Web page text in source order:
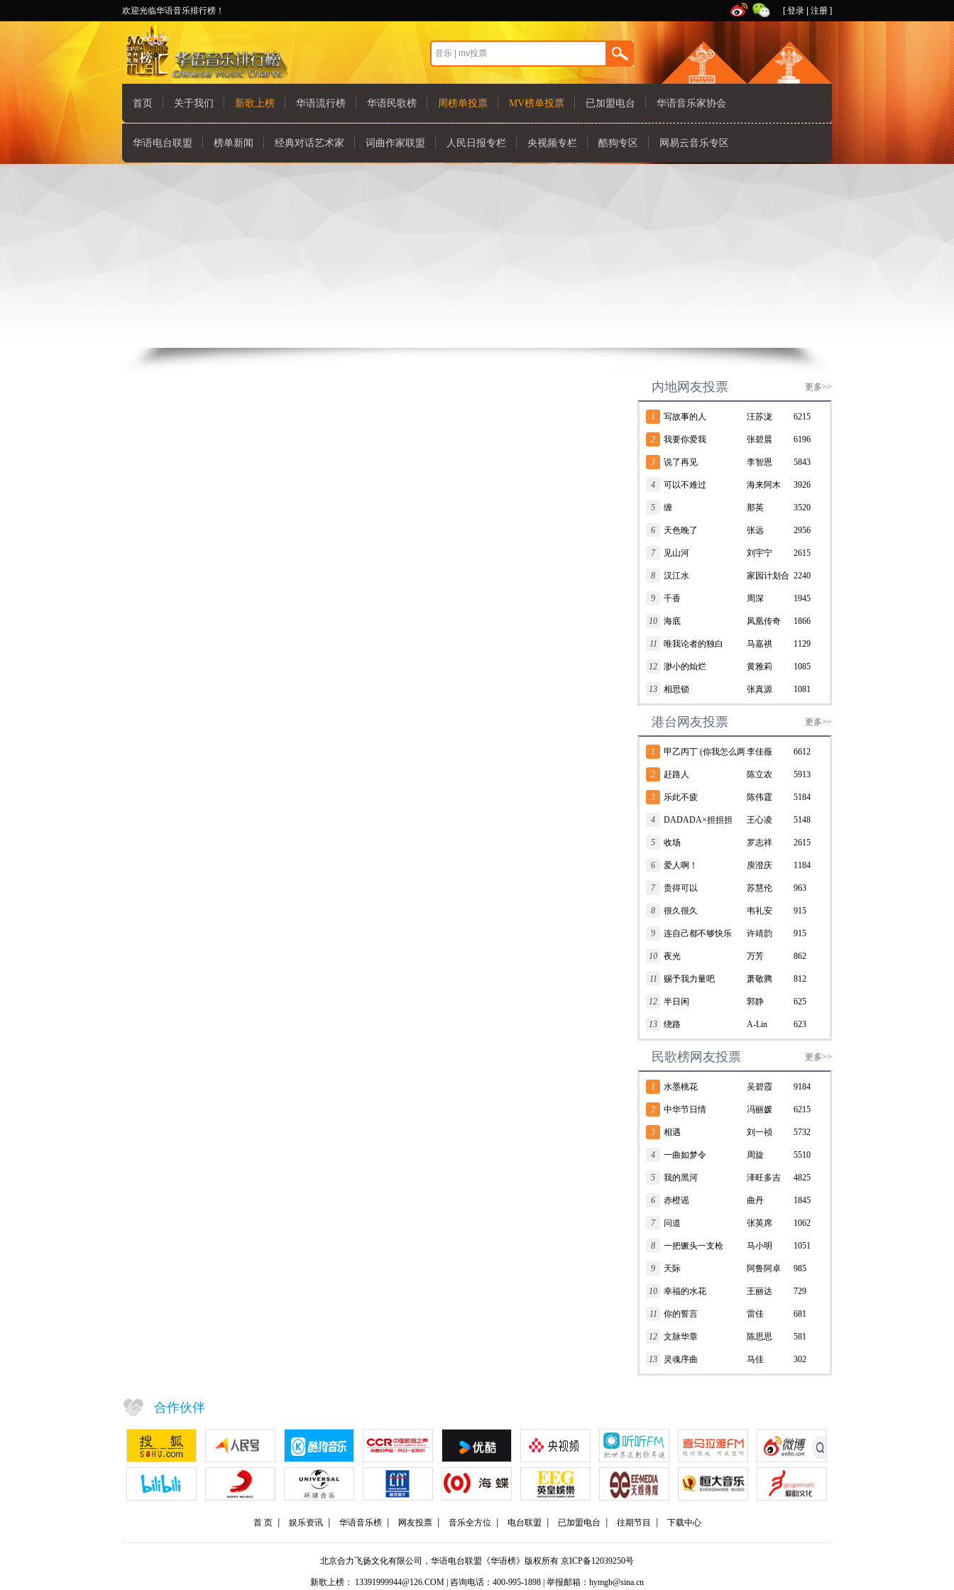
欢迎光临华语音乐排行榜！ [登录 注册 ]
首页 关于我们 新歌上榜 华语流行榜 华语民歌榜 周榜单投票 MV榜单投票 已加盟电台 华语音乐家协会
华语电台联盟 榜单新闻 经典对话艺术家 词曲作家联盟 人民日报专栏 央视频专栏 酷狗专区 网易云音乐专区
内地网友投票 更多>>
1 写故事的人 汪苏泷 6215
2 我要你爱我 张碧晨 6196
3 说了再见 李智恩 5843
4 可以不难过 海来阿木 3926
5 缠 那英 3520
6 天色晚了 张远 2956
7 见山河 刘宇宁 2615
8 汉江水 家园计划合
唱团
2240
9 千香 周深 1945
10 海底 凤凰传奇 1866
11 唯我论者的独白 马嘉祺 1129
12 渺小的灿烂 黄雅莉 1085
13 相思锁 张真源 1081
港台网友投票 更多>>
1 甲乙丙丁 (你我怎么两
清)
李佳薇 6612
2 赶路人 陈立农 5913
3 乐此不疲 陈伟霆 5184
4 DADADA×担担担 王心凌 5148
5 收场 罗志祥 2615
6 爱人啊！ 庾澄庆 1184
7 贵得可以 苏慧伦 963
8 很久很久 韦礼安 915
9 连自己都不够快乐 许靖韵 915
10 夜光 万芳 862
11 赐予我力量吧 萧敬腾 812
12 半日闲 郭静 625
13 绕路 A-Lin 623
民歌榜网友投票 更多>>
1 水墨桃花 吴碧霞 9184
2 中华节日情 冯丽媛 6215
3 相遇 刘一祯 5732
4 一曲如梦令 周旋 5510
5 我的黑河 泽旺多吉 4825
6 赤橙谣 曲丹 1845
7 问道 张英席 1062
8 一把镢头一支枪 马小明 1051
9 天际 阿鲁阿卓 985
10 幸福的水花 王丽达 729
11 你的誓言 雷佳 681
12 文脉华章 陈思思 581
13 灵魂序曲 马佳 302
合作伙伴
首 页 娱乐资讯 华语音乐榜 网友投票 音乐全方位 电台联盟 已加盟电台 往期节目 下载中心
北京合力飞扬文化有限公司，华语电台联盟《华语榜》版权所有 京ICP备12039250号
新歌上榜： 13391999944@126.COM | 咨询电话：400-995-1898 | 举报邮箱：hymgb@sina.cn